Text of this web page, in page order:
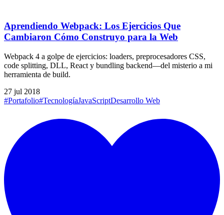
Aprendiendo Webpack: Los Ejercicios Que
Cambiaron Cómo Construyo para la Web
Webpack 4 a golpe de ejercicios: loaders, preprocesadores CSS,
code splitting, DLL, React y bundling backend—del misterio a mi
herramienta de build.
27 jul 2018
#Portafolio#TecnologíaJavaScriptDesarrollo Web